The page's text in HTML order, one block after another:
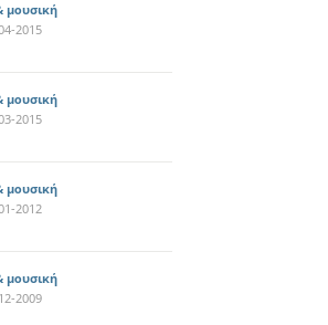
μουσική
2015
μουσική
2015
μουσική
2012
μουσική
2009